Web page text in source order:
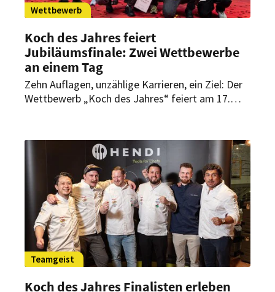
Wettbewerb
Koch des Jahres feiert
Jubiläumsfinale: Zwei Wettbewerbe
an einem Tag
Zehn Auflagen, unzählige Karrieren, ein Ziel: Der
Wettbewerb „Koch des Jahres“ feiert am 17.
Geschichte wird er dabei am selben Tag
ausgetragen wie der Wettstreit um den
„Patissier des Jahres“.
Teamgeist
Koch des Jahres Finalisten erleben